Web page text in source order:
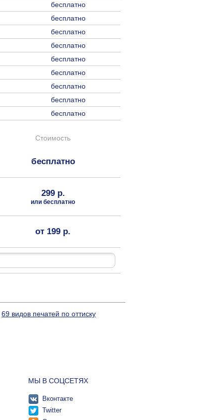
бесплатно
бесплатно
бесплатно
бесплатно
бесплатно
бесплатно
бесплатно
бесплатно
бесплатно
Стоимость
бесплатно
299 р.
или бесплатно
от 199 р.
69 видов печатей по оттиску
МЫ В СОЦСЕТЯХ
Вконтакте
Twitter